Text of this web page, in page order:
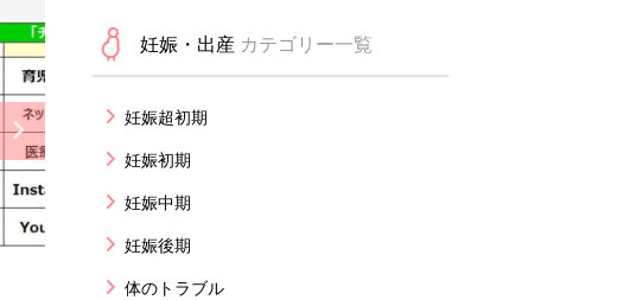
妊娠・出産 カテゴリー一覧
妊娠超初期
妊娠初期
妊娠中期
妊娠後期
体のトラブル